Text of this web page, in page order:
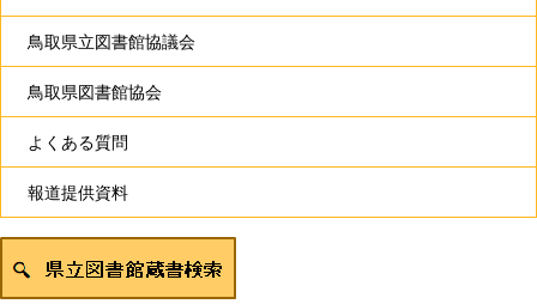
鳥取県立図書館協議会
鳥取県図書館協会
よくある質問
報道提供資料